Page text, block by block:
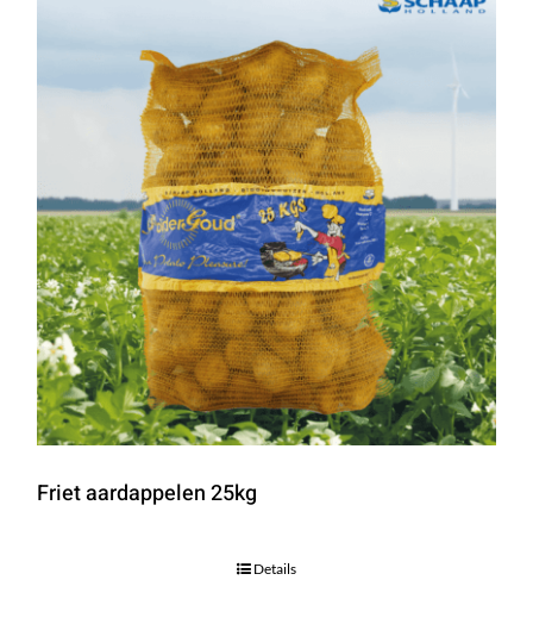
Friet aardappelen 25kg
Details